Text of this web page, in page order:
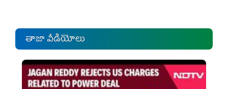
తాజా వీడియోలు